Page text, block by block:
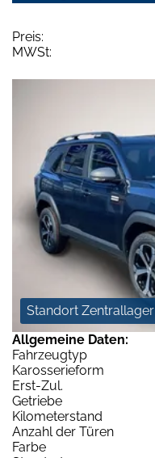
Preis:
MWSt:
Standort Zentrallager
Allgemeine Daten:
Fahrzeugtyp
Karosserieform
Erst-Zul.
Getriebe
Kilometerstand
Anzahl der Türen
Farbe